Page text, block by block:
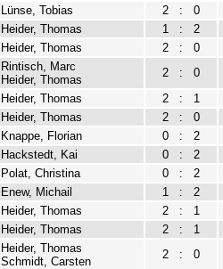
Lünse, Tobias 2 : 0
Heider, Thomas 1 : 2
Heider, Thomas 2 : 0
Rintisch, Marc
Heider, Thomas
2 : 0
Heider, Thomas 2 : 1
Heider, Thomas 2 : 0
Knappe, Florian 0 : 2
Hackstedt, Kai 0 : 2
Polat, Christina 0 : 2
Enew, Michail 1 : 2
Heider, Thomas 2 : 1
Heider, Thomas 2 : 1
Heider, Thomas
Schmidt, Carsten
2 : 0